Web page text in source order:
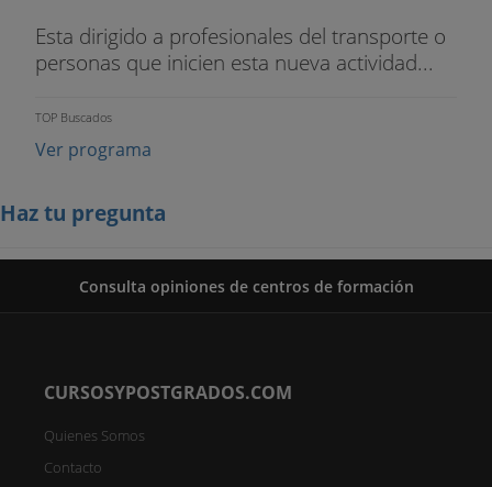
Esta dirigido a profesionales del transporte o
personas que inicien esta nueva actividad...
TOP Buscados
Ver programa
Haz tu pregunta
Consulta opiniones de centros de formación
CURSOSYPOSTGRADOS.COM
Quienes Somos
Contacto